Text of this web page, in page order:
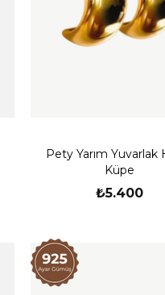
Pety Yarım Yuvarlak
Küpe
₺5.400